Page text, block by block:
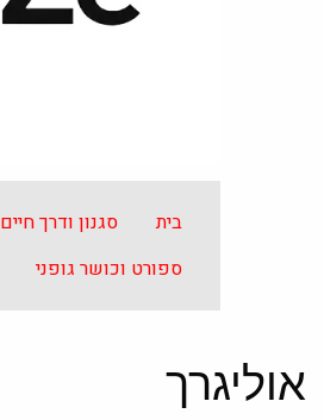
בית סגנון ודרך חיים
ספורט וכושר גופני
אוליגרך